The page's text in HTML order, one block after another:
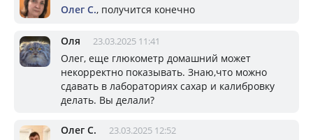
Олег С., получится конечно
Оля 23.03.2025 11:41
Олег, еще глюкометр домашний может
некорректно показывать. Знаю,что можно
сдавать в лабораториях сахар и калибровку
делать. Вы делали?
Олег С. 23.03.2025 12:52